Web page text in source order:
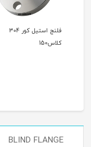
فلنج استیل کور 304
کلاس150
BLIND FLANGE